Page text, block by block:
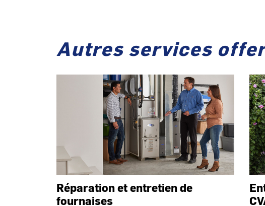
Autres services
Réparation et entretien de
fournaises